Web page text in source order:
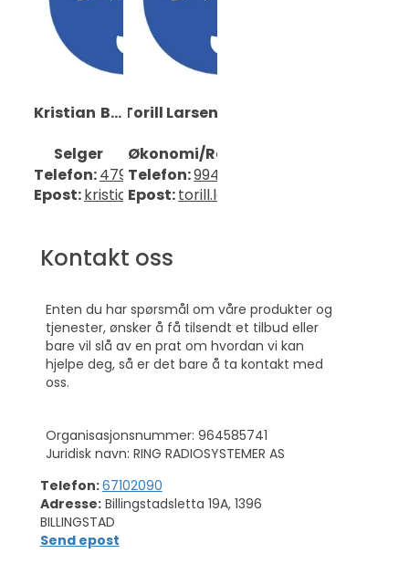
Kristian
Bjåland
Selger
Telefon:47930202
Epost:kristian.bjaaland@mobit.no
Torill Larsen
Økonomi/Regnskap
Telefon:99408494
Epost:torill.larsen.eriksen@mobit.no
Kontakt oss
Enten du har spørsmål om våre produkter og
tjenester, ønsker å få tilsendt et tilbud eller
bare vil slå av en prat om hvordan vi kan
hjelpe deg, så er det bare å ta kontakt med
oss.
Organisasjonsnummer: 964585741
Juridisk navn: RING RADIOSYSTEMER AS
Telefon:67102090
Adresse:Billingstadsletta 19A, 1396
BILLINGSTAD
Send epost